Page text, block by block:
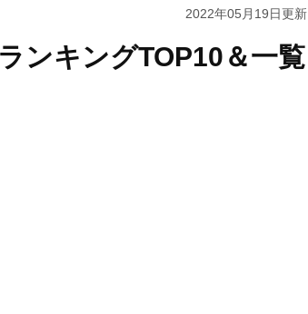
2022年05月19日更新
ンキングTOP10＆一覧